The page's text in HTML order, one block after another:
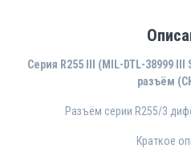
Серия R255 III (MIL-DTL-38999
разъём
Разъём серии R255/3
Краткое